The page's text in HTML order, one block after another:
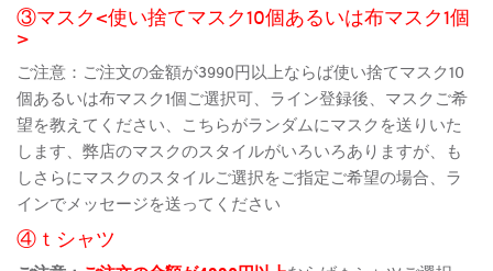
③マスク<使い捨てマスク10個あるいは布マスク1個
>
ご注意：ご注文の金額が3990円以上ならば使い捨てマスク10
個あるいは布マスク1個ご選択可、ライン登録後、マスクご希
望を教えてください、こちらがランダムにマスクを送りいた
します、弊店のマスクのスタイルがいろいろありますが、も
しさらにマスクのスタイルご選択をご指定ご希望の場合、ラ
インでメッセージを送ってください
④ｔシャツ